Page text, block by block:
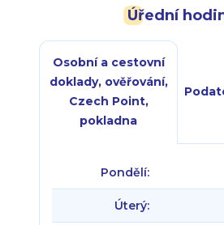
Úřední
Osobní a cestovní
doklady, ověřování,
Czech Point,
pokladna
Pondělí:
Úterý: